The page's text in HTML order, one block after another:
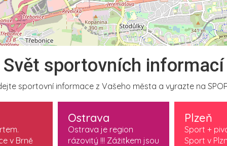
Svět sportovních informací
sportovní informace z Vašeho města a vyrazte na
v Brně
Ostrava
Ostrava je region
rázovitý !!! Zážitkem jsou
Plzeň
Sport +
Sport v